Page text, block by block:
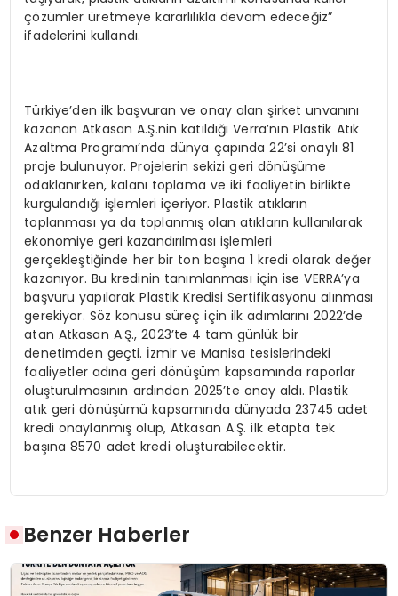
çözümler üretmeye kararlılıkla devam edeceğiz”
ifadelerini kullandı.
Türkiye’den ilk başvuran ve onay alan şirket unvanını
kazanan Atkasan A.Ş.nin katıldığı Verra’nın Plastik Atık
Azaltma Programı’nda dünya çapında 22’si onaylı 81
proje bulunuyor. Projelerin sekizi geri dönüşüme
odaklanırken, kalanı toplama ve iki faaliyetin birlikte
kurgulandığı işlemleri içeriyor. Plastik atıkların
toplanması ya da toplanmış olan atıkların kullanılarak
ekonomiye geri kazandırılması işlemleri
gerçekleştiğinde her bir ton başına 1 kredi olarak değer
kazanıyor. Bu kredinin tanımlanması için ise VERRA’ya
başvuru yapılarak Plastik Kredisi Sertifikasyonu alınması
gerekiyor. Söz konusu süreç için ilk adımlarını 2022’de
atan Atkasan A.Ş., 2023’te 4 tam günlük bir
denetimden geçti. İzmir ve Manisa tesislerindeki
faaliyetler adına geri dönüşüm kapsamında raporlar
oluşturulmasının ardından 2025’te onay aldı. Plastik
atık geri dönüşümü kapsamında dünyada 23745 adet
kredi onaylanmış olup, Atkasan A.Ş. ilk etapta tek
başına 8570 adet kredi oluşturabilecektir.
Benzer Haberler